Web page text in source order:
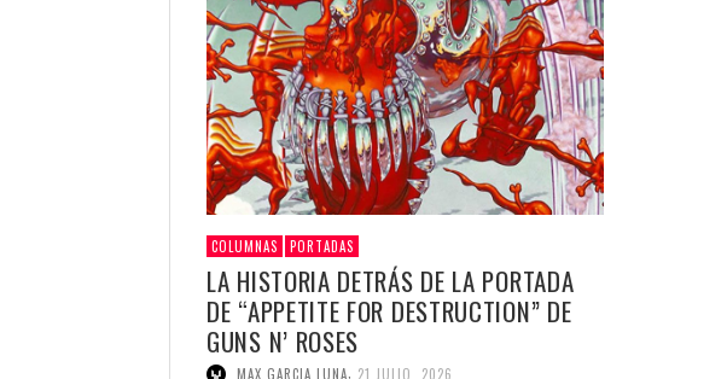
COLUMNAS PORTADAS
LA HISTORIA DETRÁS DE LA PORTADA
DE “APPETITE FOR DESTRUCTION” DE
GUNS N’ ROSES
MAX GARCIA LUNA, 21 JULIO, 2026